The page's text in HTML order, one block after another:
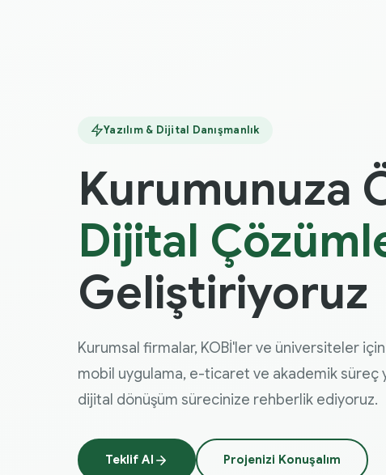
Yazılım & Dijital Danışmanlık
Kurumunuza
Dijital
Geliştiriyoruz
Kurumsal firmalar, KOBİ'ler ve üniversiteler için
mobil uygulama, e-ticaret ve akademik süreç
dijital dönüşüm sürecinize rehberlik ediyoruz.
Teklif Al Projenizi Konuşalım